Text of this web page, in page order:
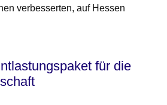
verbesserten, auf Hessen
für die